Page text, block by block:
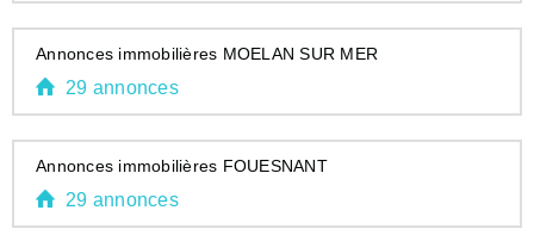
Annonces immobilières MOELAN SUR MER
29 annonces
Annonces immobilières FOUESNANT
29 annonces